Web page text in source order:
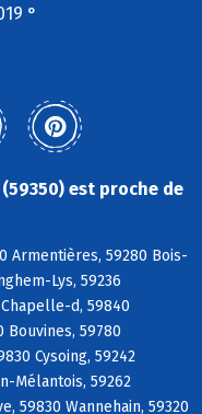
°
est proche de
Armentières, 59280 Bois-
Lys, 59236
d, 59840
Bouvines, 59780
Cysoing, 59242
Mélantois, 59262
59830 Wannehain, 59320